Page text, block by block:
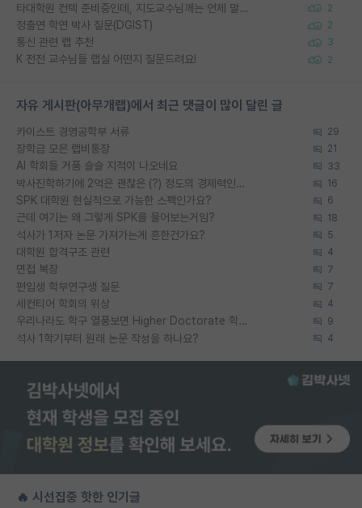
타대학원 컨텍 준비중인데, 지도교수님께는 언제 말씀드려야 할까요? 2
정출연 학연 박사 질문(DGIST) 2
통신 관련 랩 추천 3
K 전전 교수님들 랩실 어떤지 질문드려요! 2
자유 게시판(아무개랩)에서 최근 댓글이 많이 달린 글
카이스트 경영공학부 서류 29
장학금 모은 랩비통장 21
AI 학회들 거품 슬슬 지적이 나오네요 33
박사진학하기에 2억은 괜찮은 (?) 정도의 경제력인가요 16
SPK 대학원 현실적으로 가능한 스펙인가요? 6
근데 여기는 왜 그렇게 SPK를 물어보는거임? 18
석사가 1저자 논문 가져가는게 흔한건가요? 5
대학원 합격구조 관련 4
면접 복장 7
편입생 학부연구생 질문 7
세컨티어 학회의 위상 4
우리나라도 학구 열풍보면 Higher Doctorate 학위가 필요하다고 봅니다. 9
석사 1학기부터 원래 논문 작성을 하나요? 4
🔥 시선집중 핫한 인기글